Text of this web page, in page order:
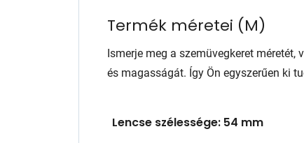
Termék méretei (M)
Ismerje meg a szemüvegkeret
és magasságát. Így Ön egyszerűen ki
Lencse szélessége: 54 mm